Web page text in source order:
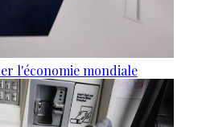
l'économie mondiale